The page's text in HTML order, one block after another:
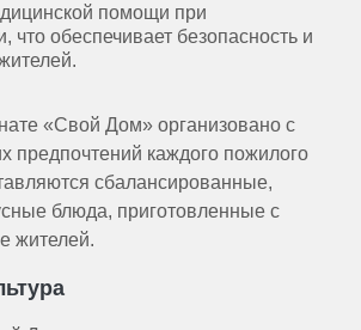
помощи при
что обеспечивает безопасность и
«Свой Дом» организовано с
предпочтений каждого пожилого
сбалансированные,
блюда, приготовленные с
жителей.